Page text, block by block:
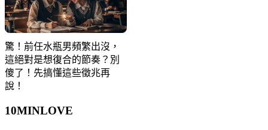
驚！前任水瓶男頻繁出沒，
這絕對是想復合的節奏？別
傻了！先搞懂這些徵兆再
說！
10MINLOVE